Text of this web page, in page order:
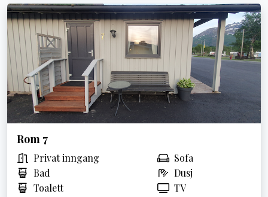
Rom 7
Privat inngang
Sofa
Bad
Dusj
Toalett
TV